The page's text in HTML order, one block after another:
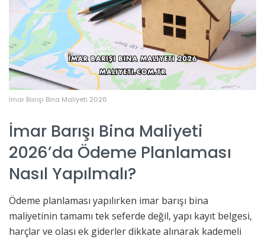
İmar Barışı Bina Maliyeti 2026
İmar Barışı Bina Maliyeti
2026’da Ödeme Planlaması
Nasıl Yapılmalı?
Ödeme planlaması yapılırken imar barışı bina
maliyetinin tamamı tek seferde değil, yapı kayıt belgesi,
harçlar ve olası ek giderler dikkate alınarak kademeli